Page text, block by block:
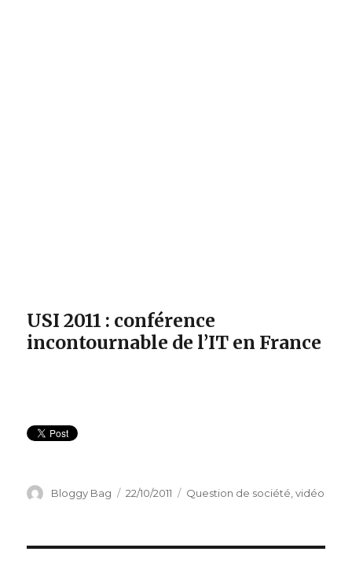
USI 2011 : conférence
incontournable de l’IT en France
Auteur
Bloggy Bag
Publié
22/10/2011 Catégories
Question de société ,vidéo